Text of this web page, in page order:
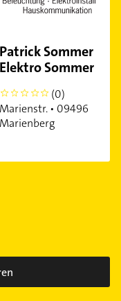
Patrick Sommer PS
Elektro Sommer
0
(0)
Marienstr. • 09496
Marienberg